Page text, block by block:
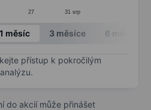
27 31 srp
1 měsíc 3 měsíce 6 měsíců
přístup k pokročilým
do akcií může přinášet